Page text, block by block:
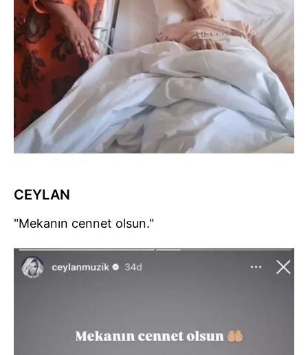
CEYLAN
"Mekanın cennet olsun."